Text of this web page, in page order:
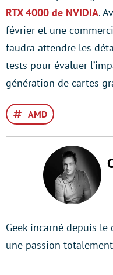
RTX 4000 de NVIDIA.
février et une
faudra attendre les
tests pour évaluer
génération de cartes
AMD
Geek incarné depuis
une passion